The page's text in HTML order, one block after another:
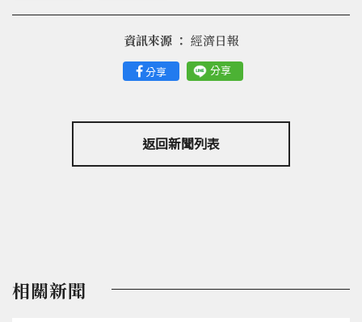
分享 分享
資訊來源 ： 經濟日報
返回新聞列表
相關新聞